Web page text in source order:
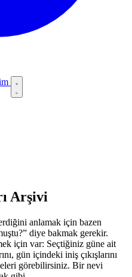
Arşivi
anlamak için bazen
diye bakmak gerekir.
için var: Seçtiğiniz güne ait
gün içindeki iniş çıkışlarını
görebilirsiniz. Bir nevi